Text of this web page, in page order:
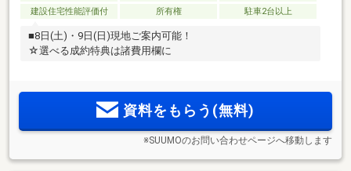
建設住宅性能評価付
所有権 駐車2台以上
■8日(土)・9日(日)現地ご案内可能！
☆選べる成約特典は諸費用欄に
資料をもらう(無料)
※SUUMOのお問い合わせページへ移動します